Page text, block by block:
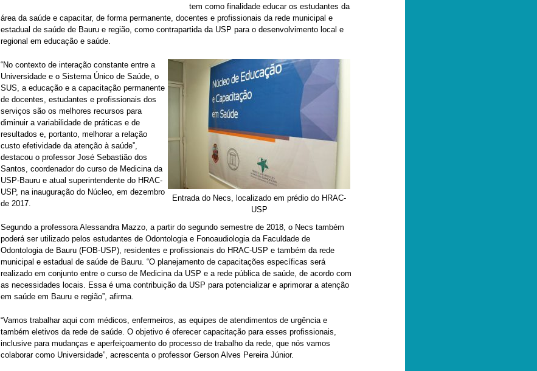
tem como finalidade educar os estudantes da
área da saúde e capacitar, de forma permanente, docentes e profissionais da rede municipal e
estadual de saúde de Bauru e região, como contrapartida da USP para o desenvolvimento local e
regional em educação e saúde.
Entrada do Necs, localizado em prédio do HRAC-
USP
“No contexto de interação constante entre a
Universidade e o Sistema Único de Saúde, o
SUS, a educação e a capacitação permanente
de docentes, estudantes e profissionais dos
serviços são os melhores recursos para
diminuir a variabilidade de práticas e de
resultados e, portanto, melhorar a relação
custo efetividade da atenção à saúde”,
destacou o professor José Sebastião dos
Santos, coordenador do curso de Medicina da
USP-Bauru e atual superintendente do HRAC-
USP, na inauguração do Núcleo, em dezembro
de 2017.
Segundo a professora Alessandra Mazzo, a partir do segundo semestre de 2018, o Necs também
poderá ser utilizado pelos estudantes de Odontologia e Fonoaudiologia da Faculdade de
Odontologia de Bauru (FOB-USP), residentes e profissionais do HRAC-USP e também da rede
municipal e estadual de saúde de Bauru. “O planejamento de capacitações específicas será
realizado em conjunto entre o curso de Medicina da USP e a rede pública de saúde, de acordo com
as necessidades locais. Essa é uma contribuição da USP para potencializar e aprimorar a atenção
em saúde em Bauru e região”, afirma.
“Vamos trabalhar aqui com médicos, enfermeiros, as equipes de atendimentos de urgência e
também eletivos da rede de saúde. O objetivo é oferecer capacitação para esses profissionais,
inclusive para mudanças e aperfeiçoamento do processo de trabalho da rede, que nós vamos
colaborar como Universidade”, acrescenta o professor Gerson Alves Pereira Júnior.